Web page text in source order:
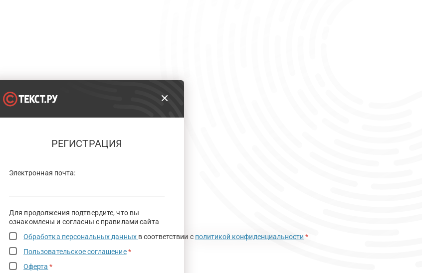
РЕГИСТРАЦИЯ
Электронная почта:
Для продолжения подтвердите, что вы
ознакомлены и согласны с правилами сайта
Обработка персональных данных в соответствии с политикой конфиденциальности *
Пользовательское соглашение *
Оферта *